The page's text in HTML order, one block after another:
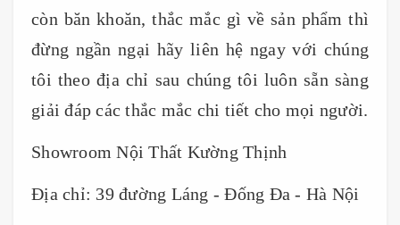
còn băn khoăn, thắc mắc gì về sản phẩm thì
đừng ngần ngại hãy liên hệ ngay với chúng
tôi theo địa chỉ sau chúng tôi luôn sẵn sàng
giải đáp các thắc mắc chi tiết cho mọi người.
Showroom Nội Thất Kường Thịnh
Địa chỉ: 39 đường Láng - Đống Đa - Hà Nội